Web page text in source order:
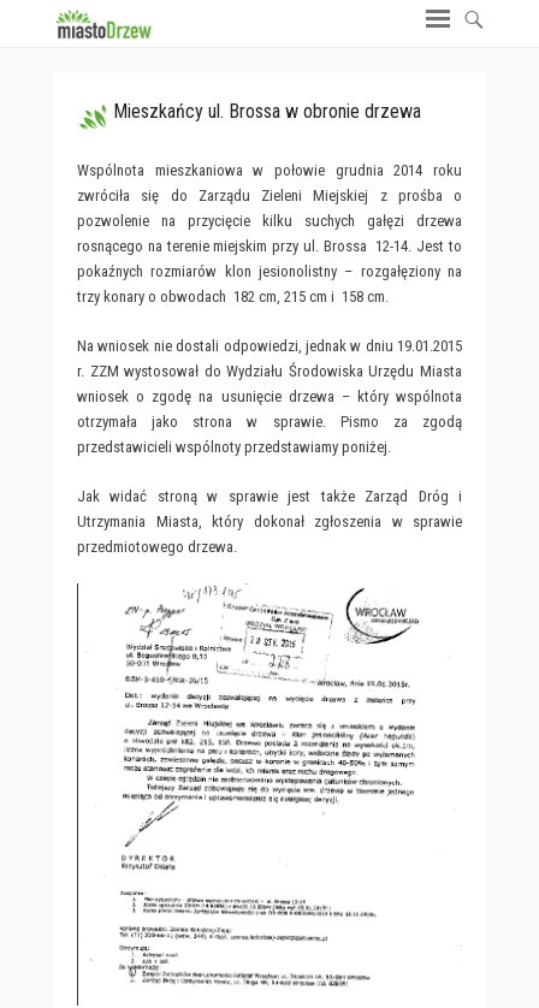
Mieszkańcy ul. Brossa w obronie drzewa
Wspólnota mieszkaniowa w połowie grudnia 2014 roku
zwróciła się do Zarządu Zieleni Miejskiej z prośba o
pozwolenie na przycięcie kilku suchych gałęzi drzewa
rosnącego na terenie miejskim przy ul. Brossa 12-14. Jest to
pokaźnych rozmiarów klon jesionolistny – rozgałęziony na
trzy konary o obwodach 182 cm, 215 cm i 158 cm.
Na wniosek nie dostali odpowiedzi, jednak w dniu 19.01.2015
r. ZZM wystosował do Wydziału Środowiska Urzędu Miasta
wniosek o zgodę na usunięcie drzewa – który wspólnota
otrzymała jako strona w sprawie. Pismo za zgodą
przedstawicieli wspólnoty przedstawiamy poniżej.
Jak widać stroną w sprawie jest także Zarząd Dróg i
Utrzymania Miasta, który dokonał zgłoszenia w sprawie
przedmiotowego drzewa.